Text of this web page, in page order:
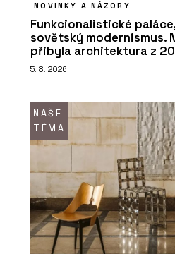
NOVINKY A NÁZORY
Funkcionalistické
sovětský modernismus.
přibyla architektura z
5. 8. 2026
NAŠE
TÉMA